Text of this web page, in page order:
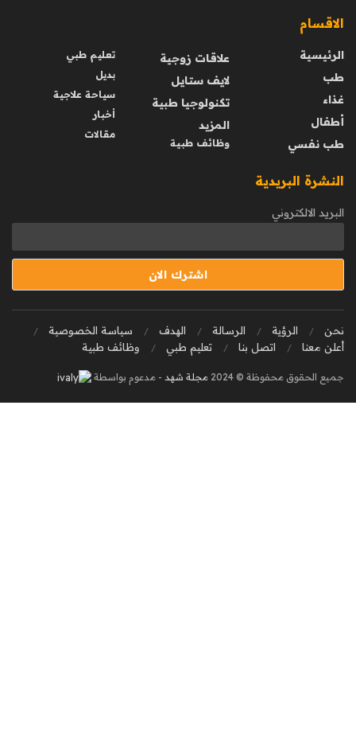
الاقسام
الرئيسية
طب
غذاء
أطفال
طب نفسي
علاقات زوجية
لايف ستايل
تكنولوجيا طبية
المزيد
وظائف طبية
تعليم طبي
بديل
سياحة علاجية
أخبار
مقالات
النشرة البريدية
البريد الالكتروني
نحن الرؤية الرسالة الهدف
سياسة الخصوصية
أعلن معنا
اتصل بنا تعليم طبي وظائف طبية
جميع الحقوق محفوظة © 2024 مجلة شهد - مدعوم بواسطة